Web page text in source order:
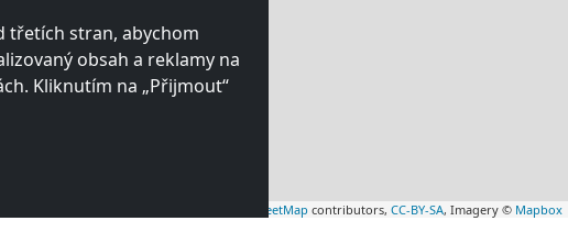
OpenStreetMap contributors, CC-BY-SA, Imagery © Mapbox
třetích stran, abychom
obsah a reklamy na
Kliknutím na „Přijmout“